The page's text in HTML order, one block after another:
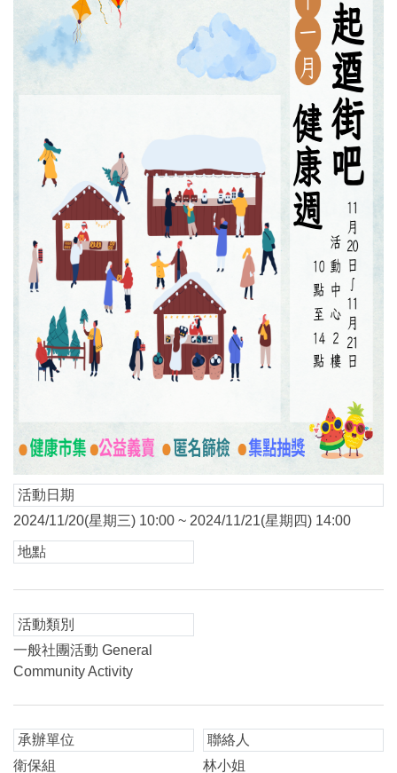
活動日期
2024/11/20(星期三) 10:00 ~ 2024/11/21(星期四) 14:00
地點
活動類別
一般社團活動 General
Community Activity
承辦單位
衛保組
聯絡人
林小姐